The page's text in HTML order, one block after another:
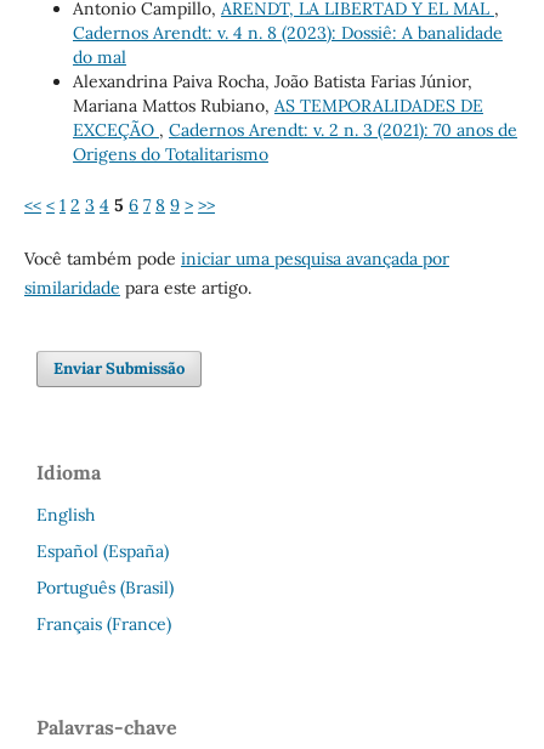
Antonio Campillo, ARENDT, LA LIBERTAD Y EL MAL ,
Cadernos Arendt: v. 4 n. 8 (2023): Dossiê: A banalidade
do mal
Alexandrina Paiva Rocha, João Batista Farias Júnior,
Mariana Mattos Rubiano, AS TEMPORALIDADES DE
EXCEÇÃO , Cadernos Arendt: v. 2 n. 3 (2021): 70 anos de
Origens do Totalitarismo
<< < 1 2 3 4 5 6 7 8 9 > >>
Você também pode iniciar uma pesquisa avançada por
similaridade para este artigo.
Enviar Submissão
Idioma
English
Español (España)
Português (Brasil)
Français (France)
Palavras-chave